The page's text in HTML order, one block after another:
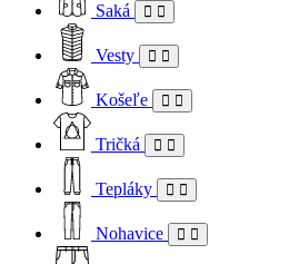
Saká
Vesty
Košeľe
Tričká
Tepláky
Nohavice